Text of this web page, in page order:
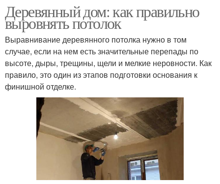
Деревянный дом: как правильно
выровнять потолок
Выравнивание деревянного потолка нужно в том
случае, если на нем есть значительные перепады по
высоте, дыры, трещины, щели и мелкие неровности. Как
правило, это один из этапов подготовки основания к
финишной отделке.